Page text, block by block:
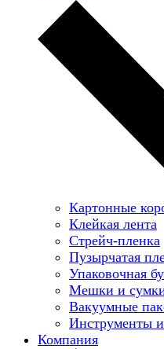
Картонные
Клейкая лента
Стрейч-пленка
Пузырчатая
Упаковочная
Мешки и
Вакуумные
Инструменты
Компания